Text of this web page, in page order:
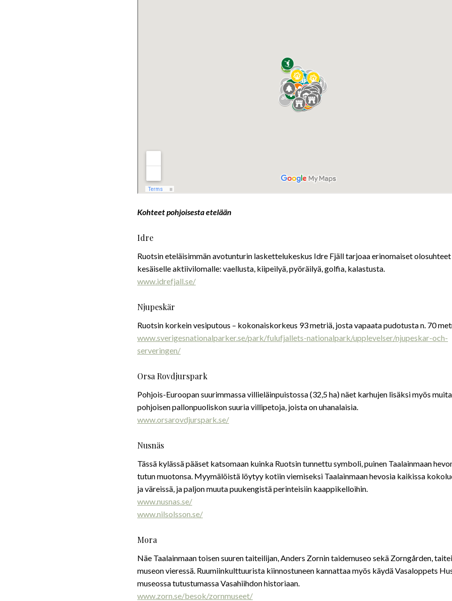
Kohteet pohjoisesta etelään
Idre
Ruotsin eteläisimmän avotunturin laskettelukeskus Idre Fjäll tarjoaa erinomaiset olosuhteet
kesäiselle aktiivilomalle: vaellusta, kiipeilyä, pyöräilyä, golfia, kalastusta.
www.idrefjall.se/
Njupeskär
Ruotsin korkein vesiputous – kokonaiskorkeus 93 metriä, josta vapaata pudotusta n. 70
www.sverigesnationalparker.se/park/fulufjallets-nationalpark/upplevelser/njupeskar-och-
serveringen/
Orsa Rovdjurspark
Pohjois-Euroopan suurimmassa villieläinpuistossa (32,5 ha) näet karhujen lisäksi myös muita
pohjoisen pallonpuoliskon suuria villipetoja, joista on uhanalaisia.
www.orsarovdjurspark.se/
Nusnäs
Tässä kylässä pääset katsomaan kuinka Ruotsin tunnettu symboli, puinen Taalainmaan
tutun muotonsa. Myymälöistä löytyy kotiin viemiseksi Taalainmaan hevosia kaikissa
ja väreissä, ja paljon muuta puukengistä perinteisiin kaappikelloihin.
www.nusnas.se/
www.nilsolsson.se/
Mora
Näe Taalainmaan toisen suuren taiteilijan, Anders Zornin taidemuseo sekä Zorngården,
museon vieressä. Ruumiinkulttuurista kiinnostuneen kannattaa myös käydä Vasaloppets
museossa tutustumassa Vasahiihdon historiaan.
www.zorn.se/besok/zornmuseet/
POHJOIS-RUOTSI
RANNIKKOSEUTUJA JA JOKIMAISEMIA
15/01/2020